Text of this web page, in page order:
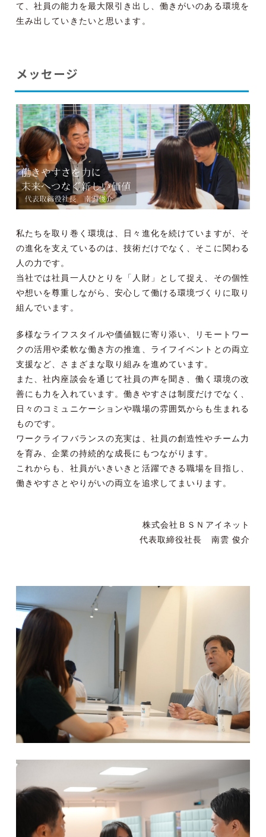
て、社員の能力を最大限引き出し、働きがいのある環境を
生み出していきたいと思います。
メッセージ
私たちを取り巻く環境は、日々進化を続けていますが、そ
の進化を支えているのは、技術だけでなく、そこに関わる
人の力です。
当社では社員一人ひとりを「人財」として捉え、その個性
や想いを尊重しながら、安心して働ける環境づくりに取り
組んでいます。
多様なライフスタイルや価値観に寄り添い、リモートワー
クの活用や柔軟な働き方の推進、ライフイベントとの両立
支援など、さまざまな取り組みを進めています。
また、社内座談会を通じて社員の声を聞き、働く環境の改
善にも力を入れています。働きやすさは制度だけでなく、
日々のコミュニケーションや職場の雰囲気からも生まれる
ものです。
ワークライフバランスの充実は、社員の創造性やチーム力
を育み、企業の持続的な成長にもつながります。
これからも、社員がいきいきと活躍できる職場を目指し、
働きやすさとやりがいの両立を追求してまいります。
株式会社ＢＳＮアイネット
代表取締役社長 南雲 俊介